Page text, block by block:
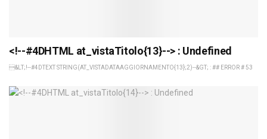
<!--#4DHTML at_vistaTitolo{13}--> : Undefined
&LT;!--#4DTEXT STRING(AT_VISTADATAAGGIORNAMENTO{13};2)--&GT; : ## ERROR # 53